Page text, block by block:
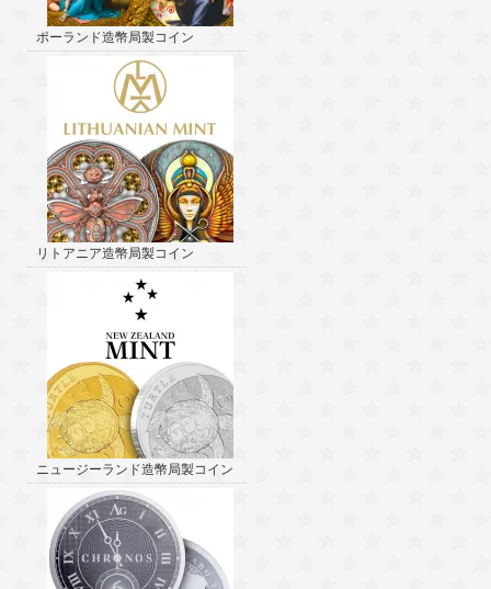
ポーランド造幣局製コイン
リトアニア造幣局製コイン
ニュージーランド造幣局製コイン